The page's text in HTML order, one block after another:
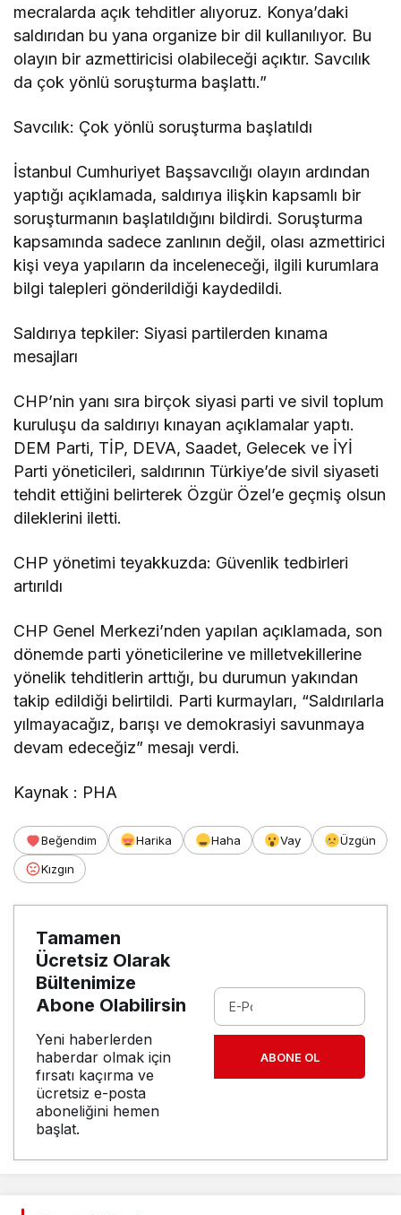
mecralarda açık tehditler alıyoruz. Konya’daki
saldırıdan bu yana organize bir dil kullanılıyor. Bu
olayın bir azmettiricisi olabileceği açıktır. Savcılık
da çok yönlü soruşturma başlattı.”
Savcılık: Çok yönlü soruşturma başlatıldı
İstanbul Cumhuriyet Başsavcılığı olayın ardından
yaptığı açıklamada, saldırıya ilişkin kapsamlı bir
soruşturmanın başlatıldığını bildirdi. Soruşturma
kapsamında sadece zanlının değil, olası azmettirici
kişi veya yapıların da inceleneceği, ilgili kurumlara
bilgi talepleri gönderildiği kaydedildi.
Saldırıya tepkiler: Siyasi partilerden kınama
mesajları
CHP’nin yanı sıra birçok siyasi parti ve sivil toplum
kuruluşu da saldırıyı kınayan açıklamalar yaptı.
DEM Parti, TİP, DEVA, Saadet, Gelecek ve İYİ
Parti yöneticileri, saldırının Türkiye’de sivil siyaseti
tehdit ettiğini belirterek Özgür Özel’e geçmiş olsun
dileklerini iletti.
CHP yönetimi teyakkuzda: Güvenlik tedbirleri
artırıldı
CHP Genel Merkezi’nden yapılan açıklamada, son
dönemde parti yöneticilerine ve milletvekillerine
yönelik tehditlerin arttığı, bu durumun yakından
takip edildiği belirtildi. Parti kurmayları, “Saldırılarla
yılmayacağız, barışı ve demokrasiyi savunmaya
devam edeceğiz” mesajı verdi.
Kaynak : PHA
Beğendim Harika Haha Vay
Üzgün
Kızgın
Tamamen
Ücretsiz Olarak
Bültenimize
Abone Olabilirsin
Yeni haberlerden
haberdar olmak için
fırsatı kaçırma ve
ücretsiz e-posta
aboneliğini hemen
başlat.
ABONE OL